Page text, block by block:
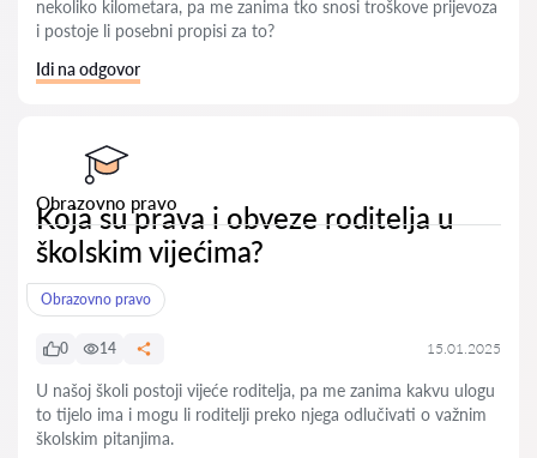
nekoliko kilometara, pa me zanima tko snosi troškove prijevoza
i postoje li posebni propisi za to?
Idi na odgovor
Obrazovno pravo
Koja su prava i obveze roditelja u
školskim vijećima?
Obrazovno pravo
0 14 15.01.2025
U našoj školi postoji vijeće roditelja, pa me zanima kakvu ulogu
to tijelo ima i mogu li roditelji preko njega odlučivati o važnim
školskim pitanjima.